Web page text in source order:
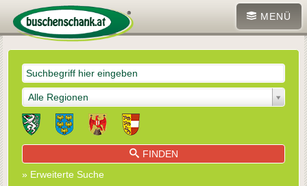
MENÜ
Alle Regionen
FINDEN
» Erweiterte Suche